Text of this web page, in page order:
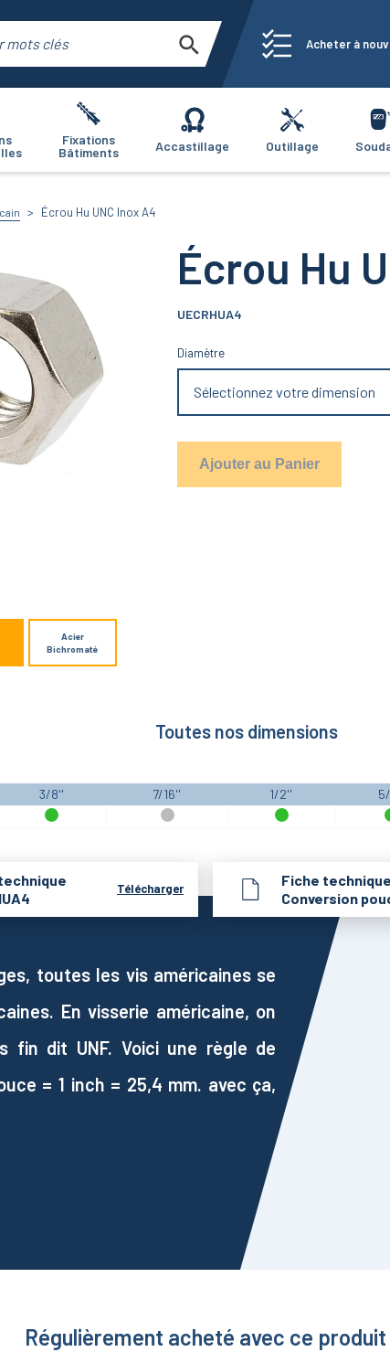
Acheter à
Fixations
Bâtiments
Accastillage Outillage
Écrou Hu UNC Inox A4
Écrou Hu
UECRHUA4
Diamètre
Sélectionnez votre dimension
Ajouter au Panier
Acier
Bichromaté
Toutes nos dimensions
3/8'' 7/16'' 1/2''
Télécharger
Fiche technique
Conversion
toutes les vis américaines se
En visserie américaine, on
fin dit UNF. Voici une règle de
= 1 inch = 25,4 mm. avec ça,
Régulièrement acheté avec ce produit